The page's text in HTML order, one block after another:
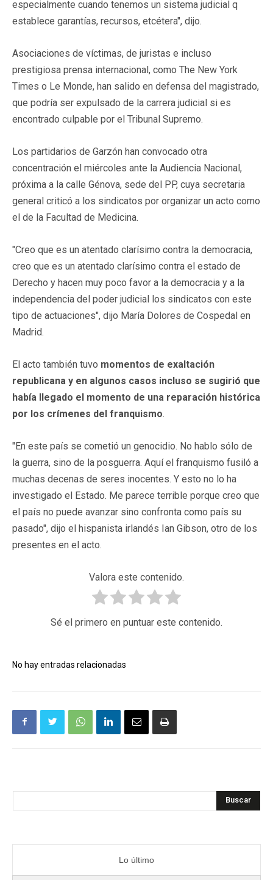
especialmente cuando tenemos un sistema judicial q
establece garantías, recursos, etcétera", dijo.
Asociaciones de víctimas, de juristas e incluso
prestigiosa prensa internacional, como The New York
Times o Le Monde, han salido en defensa del magistrado,
que podría ser expulsado de la carrera judicial si es
encontrado culpable por el Tribunal Supremo.
Los partidarios de Garzón han convocado otra
concentración el miércoles ante la Audiencia Nacional,
próxima a la calle Génova, sede del PP, cuya secretaria
general criticó a los sindicatos por organizar un acto como
el de la Facultad de Medicina.
"Creo que es un atentado clarísimo contra la democracia,
creo que es un atentado clarísimo contra el estado de
Derecho y hacen muy poco favor a la democracia y a la
independencia del poder judicial los sindicatos con este
tipo de actuaciones", dijo María Dolores de Cospedal en
Madrid.
El acto también tuvo momentos de exaltación
republicana y en algunos casos incluso se sugirió que
había llegado el momento de una reparación histórica
por los crímenes del franquismo.
"En este país se cometió un genocidio. No hablo sólo de
la guerra, sino de la posguerra. Aquí el franquismo fusiló a
muchas decenas de seres inocentes. Y esto no lo ha
investigado el Estado. Me parece terrible porque creo que
el país no puede avanzar sino confronta como país su
pasado", dijo el hispanista irlandés Ian Gibson, otro de los
presentes en el acto.
Valora este contenido.
Sé el primero en puntuar este contenido.
No hay entradas relacionadas
Buscar
Lo último